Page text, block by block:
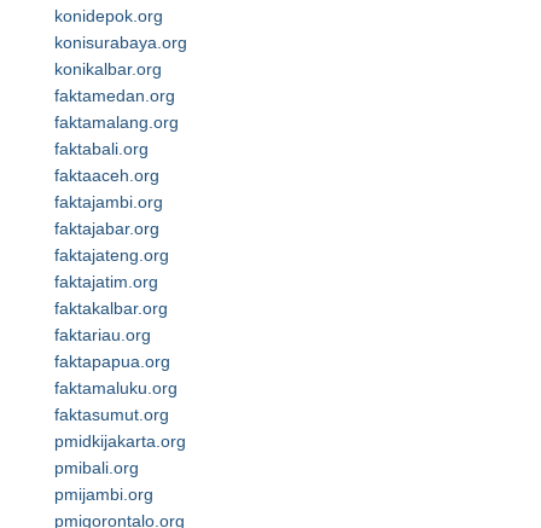
konidepok.org
konisurabaya.org
konikalbar.org
faktamedan.org
faktamalang.org
faktabali.org
faktaaceh.org
faktajambi.org
faktajabar.org
faktajateng.org
faktajatim.org
faktakalbar.org
faktariau.org
faktapapua.org
faktamaluku.org
faktasumut.org
pmidkijakarta.org
pmibali.org
pmijambi.org
pmigorontalo.org